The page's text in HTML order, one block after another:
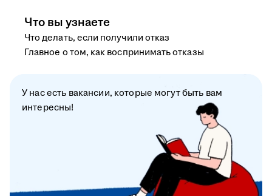
Что вы узнаете
Что делать, если получили отказ
Главное о том, как воспринимать отказы
У нас есть вакансии, которые могут быть вам
интересны!